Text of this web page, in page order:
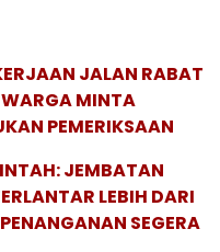
JALAN RABAT
MINTA
PEMERIKSAAN
JEMBATAN
LEBIH DARI
SEGERA